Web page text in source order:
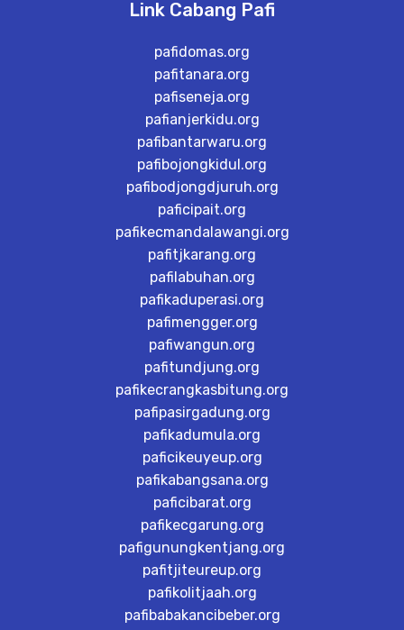
Link Cabang Pafi
pafidomas.org
pafitanara.org
pafiseneja.org
pafianjerkidu.org
pafibantarwaru.org
pafibojongkidul.org
pafibodjongdjuruh.org
paficipait.org
pafikecmandalawangi.org
pafitjkarang.org
pafilabuhan.org
pafikaduperasi.org
pafimengger.org
pafiwangun.org
pafitundjung.org
pafikecrangkasbitung.org
pafipasirgadung.org
pafikadumula.org
paficikeuyeup.org
pafikabangsana.org
paficibarat.org
pafikecgarung.org
pafigunungkentjang.org
pafitjiteureup.org
pafikolitjaah.org
pafibabakancibeber.org